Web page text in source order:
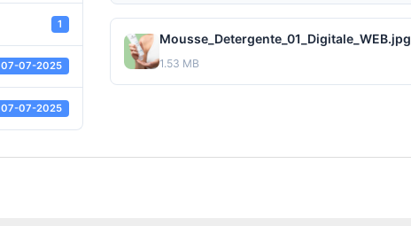
1
07-07-2025
07-07-2025
Mousse_Detergente_01_Digitale_WEB.jpg
1.53 MB